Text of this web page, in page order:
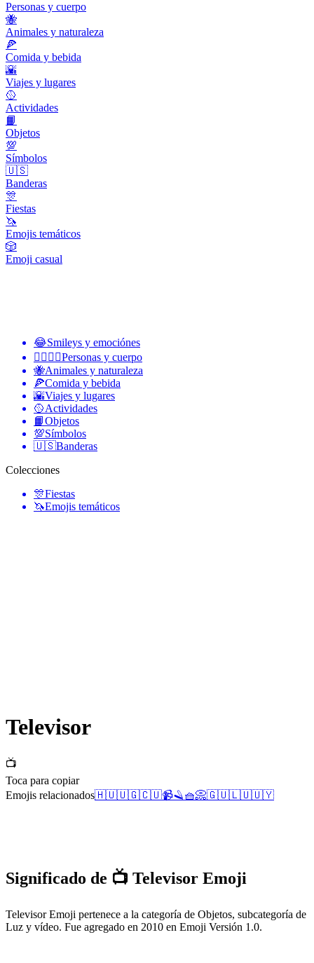
Personas y cuerpo
🐝
Animales y naturaleza
🍕
Comida y bebida
🌇
Viajes y lugares
🥎
Actividades
📙
Objetos
💯
Símbolos
🇺🇸
Banderas
🎊
Fiestas
🦄
Emojis temáticos
🎲
Emoji casual
😂Smileys y emociónes
👩‍❤️‍💋‍👨Personas y cuerpo
🐝Animales y naturaleza
🍕Comida y bebida
🌇Viajes y lugares
🥎Actividades
📙Objetos
💯Símbolos
🇺🇸Banderas
Colecciones
🎊Fiestas
🦄Emojis temáticos
Televisor
📺
Toca para copiar
Emojis relacionados🇭🇺🇺🇬🇨🇺📹🪒🧺📀🇬🇺🇱🇺🇺🇾
Significado de 📺 Televisor Emoji
Televisor Emoji pertenece a la categoría de Objetos, subcategoría de
Luz y vídeo. Fue agregado en 2010 en Emoji Versión 1.0.